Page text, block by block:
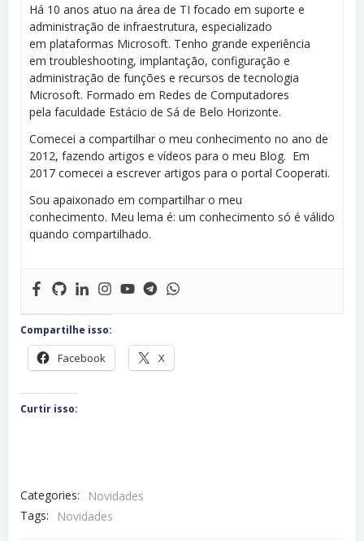
Há 10 anos atuo na área de TI focado em suporte e
administração de infraestrutura, especializado
em plataformas Microsoft. Tenho grande experiência
em troubleshooting, implantação, configuração e
administração de funções e recursos de tecnologia
Microsoft. Formado em Redes de Computadores
pela faculdade Estácio de Sá de Belo Horizonte.
Comecei a compartilhar o meu conhecimento no ano de
2012, fazendo artigos e vídeos para o meu Blog. Em
2017 comecei a escrever artigos para o portal Cooperati.
Sou apaixonado em compartilhar o meu
conhecimento. Meu lema é: um conhecimento só é válido
quando compartilhado.
Compartilhe isso:
Facebook X
Curtir isso:
Categories:
Novidades
Tags:
Novidades